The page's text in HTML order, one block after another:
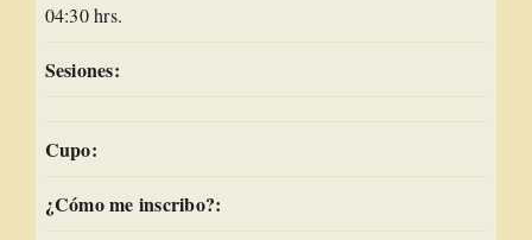
04:30 hrs.
Sesiones:
Cupo:
¿Cómo me inscribo?: